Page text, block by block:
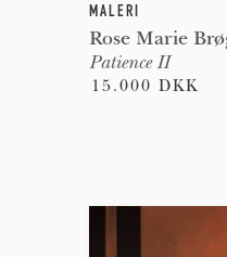
MALERI
Rose Marie
Patience II
15.000 DKK